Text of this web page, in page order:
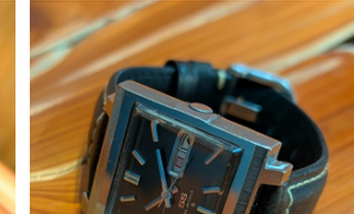
-1】